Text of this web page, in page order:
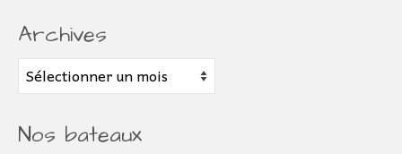
Archives
Archives
Nos bateaux